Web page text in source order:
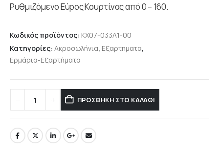
Ρυθμιζόμενο Εύρος Κουρτίνας από 0 – 160.
Κωδικός προϊόντος: KX07-033A1-00
Κατηγορίες: Ακροσωλήνια, Εξαρτηματα,
Ερμάρια-Εξαρτήματα
ΠΡΟΣΘΉΚΗ ΣΤΟ ΚΑΛΆΘΙ